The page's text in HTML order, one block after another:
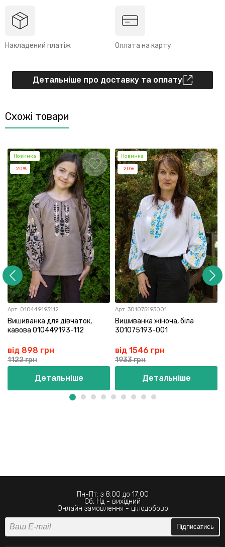
Накладений платіж Оплата на карту
Детальніше про доставку та оплату
Схожі товари
Новинка
-20%
Арт: 010449193112
Вишиванка для дівчаток,
кавова 010449193-112
від 898 грн
1122 грн
Детальніше
Новинка
-20%
Арт: 301075193001
Вишиванка жіноча, біла
301075193-001
від 1546 грн
1933 грн
Детальніше
Пн-Пт: з 8:00 до 17:00
Сб, Нд - вихідний
Онлайн замовлення - цілодобово
Підписатись